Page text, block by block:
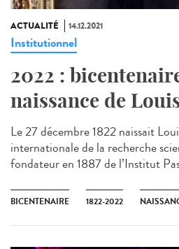
ACTUALITÉ 14.12.2021
Institutionnel
2022 :
naissance de
Le 27 décembre 1822 naissait
internationale de la recherche
fondateur en 1887 de l’Institut
BICENTENAIRE 1822-2022